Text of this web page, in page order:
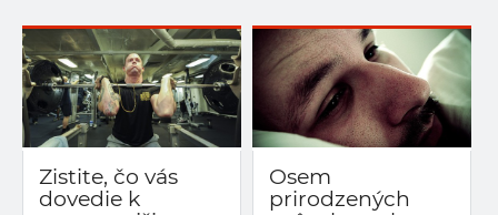
Zistite, čo vás
dovedie k
Osem
prirodzených